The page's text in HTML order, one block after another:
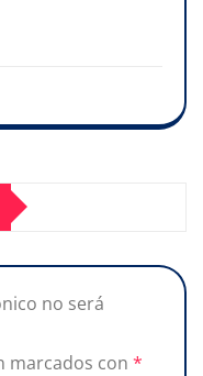
no será
marcados con *